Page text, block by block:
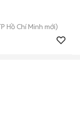
Hồ Chí Minh mới)